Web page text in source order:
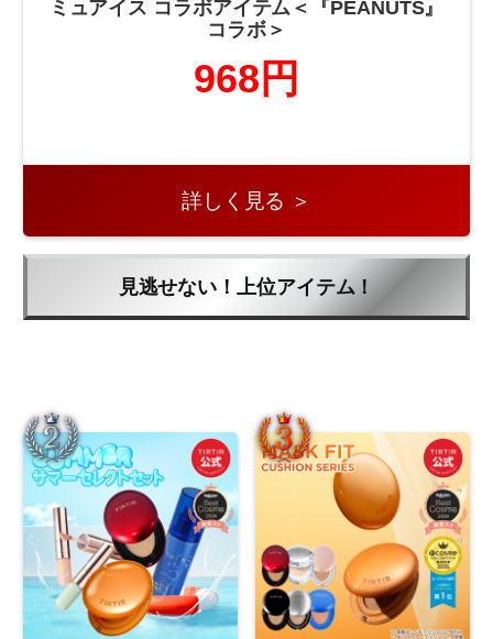
ミュアイス コラボアイテム＜『PEANUTS』
コラボ＞
968円
詳しく見る ＞
見逃せない！上位アイテム！